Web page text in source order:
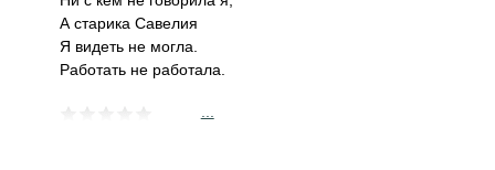
А старика Савелия
Я видеть не могла.
Работать не работала.